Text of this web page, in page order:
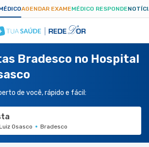
AGENDAR EXAMEMÉDICO RESPONDE
Bradesco no Hospital
de você, rápido e fácil:
Osasco Bradesco